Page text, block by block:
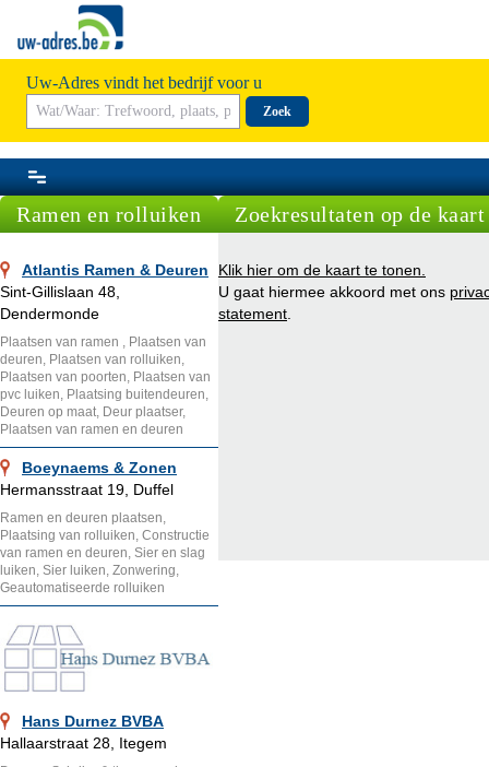
Uw-Adres vindt het bedrijf voor u
Zoek
Ramen en rolluiken
Atlantis Ramen & Deuren
Sint-Gillislaan 48,
Dendermonde
Plaatsen van ramen , Plaatsen van
deuren, Plaatsen van rolluiken,
Plaatsen van poorten, Plaatsen van
pvc luiken, Plaatsing buitendeuren,
Deuren op maat, Deur plaatser,
Plaatsen van ramen en deuren
Boeynaems & Zonen
Hermansstraat 19, Duffel
Ramen en deuren plaatsen,
Plaatsing van rolluiken, Constructie
van ramen en deuren, Sier en slag
luiken, Sier luiken, Zonwering,
Geautomatiseerde rolluiken
Hans Durnez BVBA
Hallaarstraat 28, Itegem
Zoekresultaten op de kaart
Klik hier om de kaart te tonen.
U gaat hiermee akkoord met ons
statement